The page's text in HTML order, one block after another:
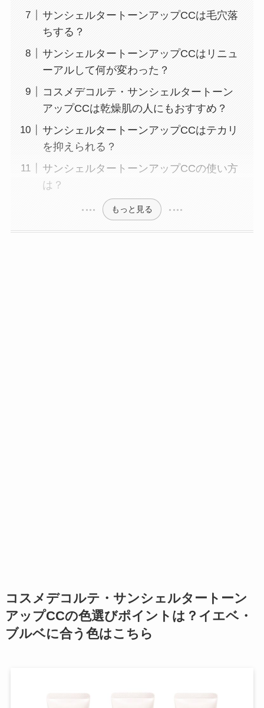
サンシェルタートーンアップCCは毛穴落
ちする？
サンシェルタートーンアップCCはリニュ
ーアルして何が変わった？
コスメデコルテ・サンシェルタートーン
アップCCは乾燥肌の人にもおすすめ？
サンシェルタートーンアップCCはテカリ
を抑えられる？
サンシェルタートーンアップCCの使い方
は？
もっと見る
コスメデコルテ・サンシェルタートーン
アップCCの色選びポイントは？イエベ・
ブルベに合う色はこちら